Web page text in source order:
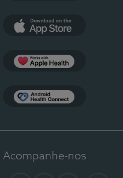
Acompanhe-nos